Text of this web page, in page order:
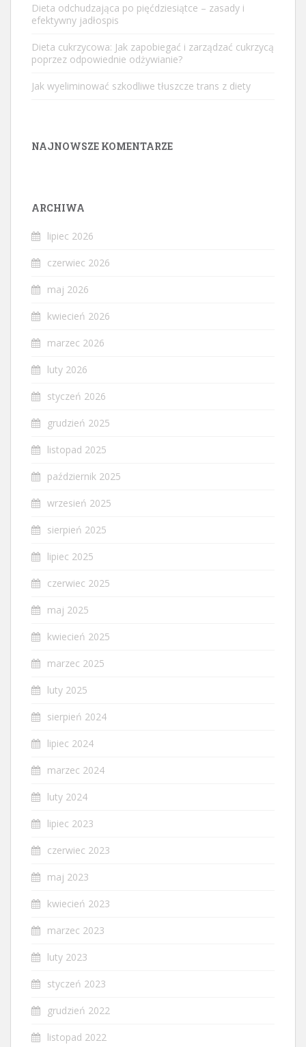
Dieta odchudzająca po pięćdziesiątce – zasady i
efektywny jadłospis
Dieta cukrzycowa: Jak zapobiegać i zarządzać cukrzycą
poprzez odpowiednie odżywianie?
Jak wyeliminować szkodliwe tłuszcze trans z diety
NAJNOWSZE KOMENTARZE
ARCHIWA
lipiec 2026
czerwiec 2026
maj 2026
kwiecień 2026
marzec 2026
luty 2026
styczeń 2026
grudzień 2025
listopad 2025
październik 2025
wrzesień 2025
sierpień 2025
lipiec 2025
czerwiec 2025
maj 2025
kwiecień 2025
marzec 2025
luty 2025
sierpień 2024
lipiec 2024
marzec 2024
luty 2024
lipiec 2023
czerwiec 2023
maj 2023
kwiecień 2023
marzec 2023
luty 2023
styczeń 2023
grudzień 2022
listopad 2022